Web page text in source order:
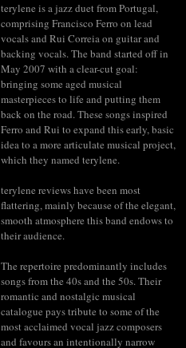
terylene is a jazz duet from Portugal,
comprising Francisco Ferro on lead
vocals and Rui Correia on guitar and
backing vocals. The band started off in
May 2007 with a clear-cut goal:
bringing some aged musical
masterpieces to life and putting them
back on the road. These songs inspired
Ferro and Rui to expand this early, basic
idea to a more articulate musical project,
which they named terylene.
terylene reviews have been most
flattering, mainly because of the elegant,
smooth atmosphere this band endows to
their audience.
The repertoire predominantly includes
songs from the 40s and the 50s. Their
romantic and nostalgic musical
catalogue pays tribute to some of the
most acclaimed vocal jazz composers
and favours an intentionally narrow